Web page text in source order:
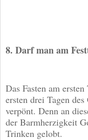
8. Darf man am
Das Fasten am
ersten drei Tagen
verpönt. Denn an
der Barmherzigkeit
Trinken gelobt.